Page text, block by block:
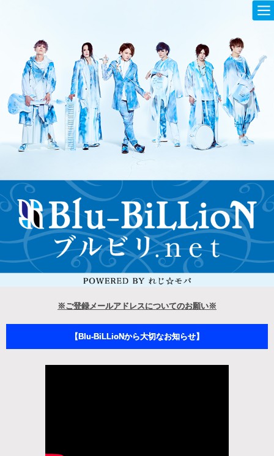
※ご登録メールアドレスについてのお願い※
【Blu-BiLLioNから大切なお知らせ】